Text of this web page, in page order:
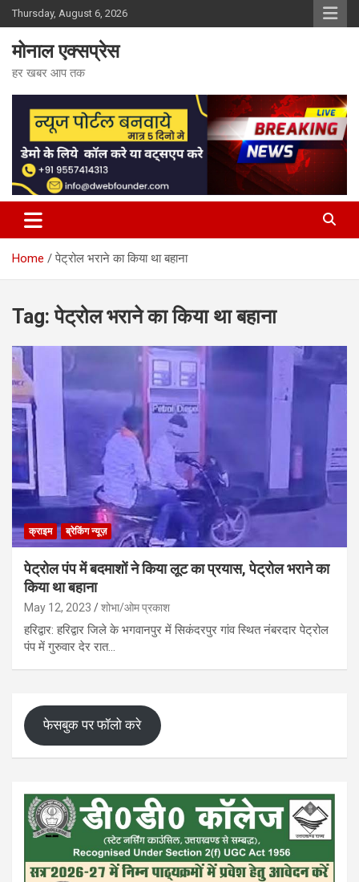
Skip
to
content
Thursday, August 6, 2026
मोनाल एक्सप्रेस
हर खबर आप तक
Home पेट्रोल भराने का किया था बहाना
Tag:पेट्रोल भराने का किया था बहाना
क्राइम ब्रेकिंग न्यूज़
पेट्रोल पंप में बदमाशों ने किया लूट का प्रयास, पेट्रोल भराने का
किया था बहाना
May 12, 2023 शोभा/ओम प्रकाश
हरिद्वार: हरिद्वार जिले के भगवानपुर में सिकंदरपुर गांव स्थित नंबरदार पेट्रोल
पंप में गुरुवार देर रात…
फेसबुक पर फॉलो करे